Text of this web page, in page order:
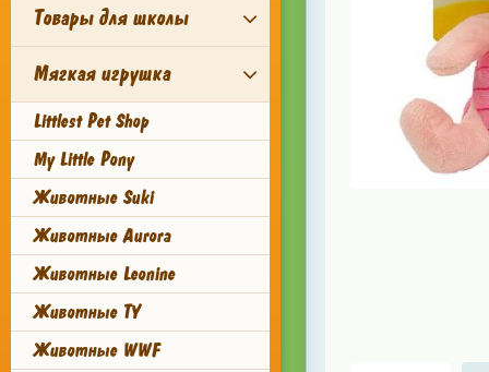
Товары для школы
Мягкая игрушка
Littlest Pet Shop
My Little Pony
Животные Suki
Животные Aurora
Животные Leonine
Животные TY
Животные WWF